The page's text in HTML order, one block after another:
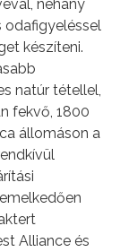
néhány
odafigyeléssel
készíteni.
natúr tétellel,
fekvő, 1800
állomáson a
Alliance és